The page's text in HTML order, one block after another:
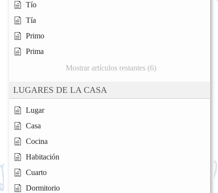
Tío
Tía
Primo
Prima
Mostrar artículos restantes (6)
LUGARES DE LA CASA
Lugar
Casa
Cocina
Habitación
Cuarto
Dormitorio